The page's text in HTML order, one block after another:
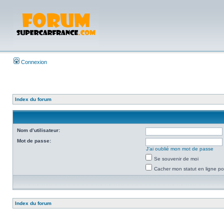
Connexion
Index du forum
Nom d’utilisateur:
Mot de passe:
J’ai oublié mon mot de passe
Se souvenir de moi
Cacher mon statut en ligne
Index du forum